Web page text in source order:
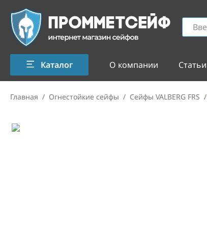
Каталог О компании Статьи
Главная / Огнестойкие сейфы / Сейфы VALBERG FRS /